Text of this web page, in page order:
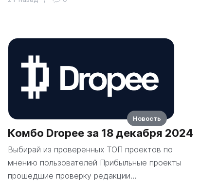
Комбо Dropee за 18 декабря 2024
Выбирай из проверенных ТОП проектов по
мнению пользователей Прибыльные проекты
прошедшие проверку редакции…
Новость